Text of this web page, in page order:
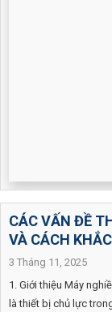
CÁC VẤN ĐỀ
VÀ CÁCH
3 Tháng 11, 2025
1. Giới thiệu Máy
là thiết bị chủ lực